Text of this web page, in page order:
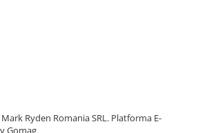
Ryden Romania SRL. Platforma E-
Gomag